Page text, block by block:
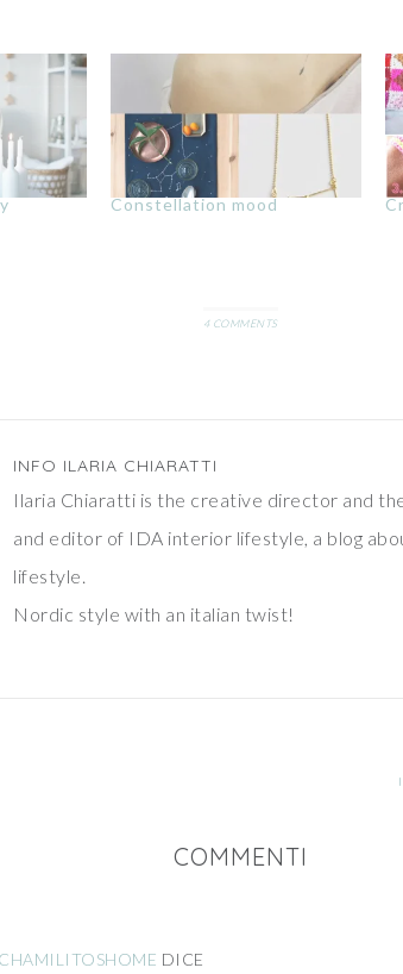
Constellation mood
4 COMMENTS
INFO ILARIA CHIARATTI
Ilaria Chiaratti is the creative director and
and editor of IDA interior lifestyle, a blog
lifestyle.
Nordic style with an italian twist!
COMMENTI
CHAMILITOSHOME DICE